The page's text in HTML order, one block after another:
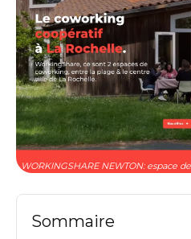
WORKINGSHARE NEWTON: espace
Sommaire